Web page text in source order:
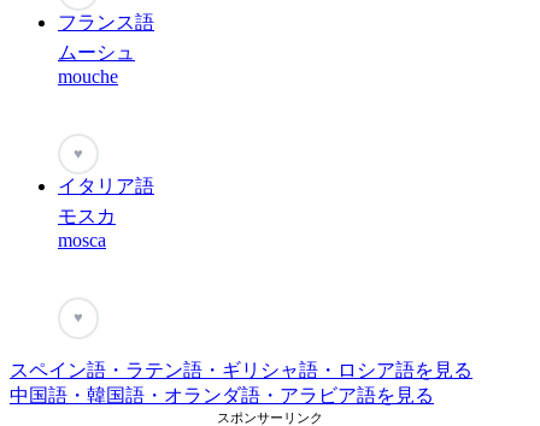
フランス語
ムーシュ
mouche
♥
イタリア語
モスカ
mosca
♥
スペイン語・ラテン語・ギリシャ語・ロシア語を見る
中国語・韓国語・オランダ語・アラビア語を見る
スポンサーリンク